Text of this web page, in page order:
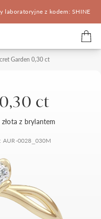
laboratoryjne z kodem: SHINE
Garden 0,30 ct
ct
z brylantem
AUR-0028_030M